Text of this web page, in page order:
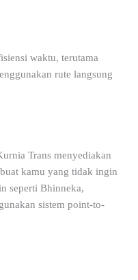
waktu, terutama
rute langsung
Trans menyediakan
kamu yang tidak ingin
seperti Bhinneka,
sistem point-to-